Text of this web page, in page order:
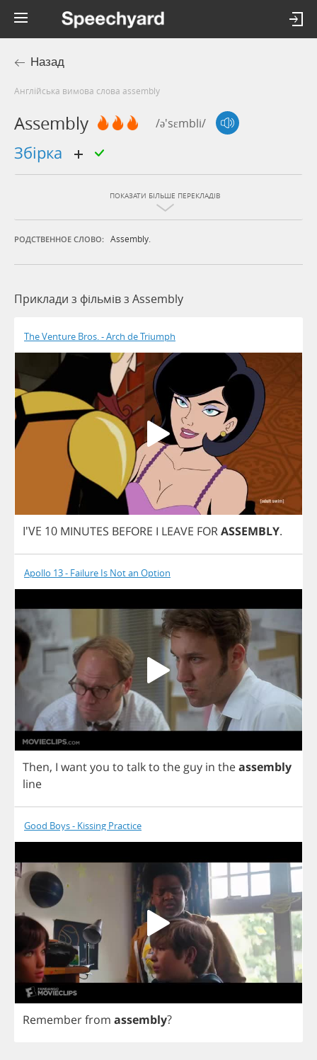
Назад
Англійська вимова слова assembly
Assembly /ə'sɛmbli/
збірка
ПОКАЗАТИ БІЛЬШЕ ПЕРЕКЛАДІВ
РОДСТВЕННОЕ СЛОВО: Assembly.
Приклади з фільмів з Assembly
The Venture Bros. - Arch de Triumph
I'VE 10 MINUTES BEFORE I LEAVE FORASSEMBLY.
Apollo 13 - Failure Is Not an Option
Then, I wantyou to talkto the guy in theassembly
line
Good Boys - Kissing Practice
Rememberfrom assembly?